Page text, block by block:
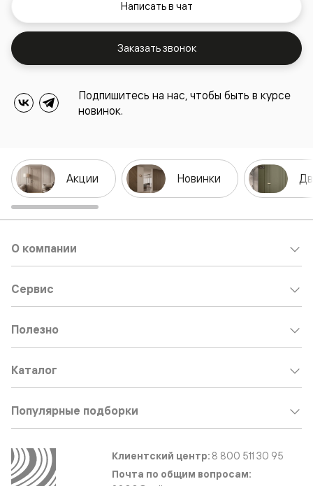
Написать в чат
Заказать звонок
Подпишитесь на нас, чтобы быть в курсе
новинок.
Акции Новинки
О компании
Сервис
Полезно
Каталог
Популярные подборки
Клиентский центр: 8 800 511 30 95
Почта по общим вопросам: